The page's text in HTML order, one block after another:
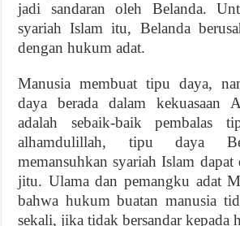
jadi sandaran oleh Belanda.
syariah Islam itu, Belanda
dengan hukum adat.
Manusia membuat tipu daya,
daya berada dalam kekuasaan
adalah sebaik-baik pembalas
alhamdulillah, tipu daya
memansuhkan syariah Islam
jitu. Ulama dan pemangku adat
bahwa hukum buatan manusia
sekali, jika tidak bersandar kepada